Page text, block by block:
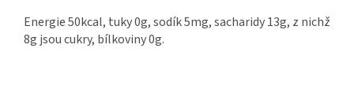
Energie 50kcal, tuky 0g, sodík 5mg, sacharidy 13g, z nichž
8g jsou cukry, bílkoviny 0g.